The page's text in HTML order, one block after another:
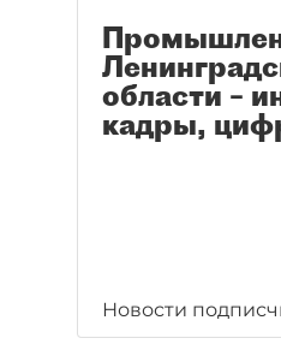
области –
кадры,
Новости